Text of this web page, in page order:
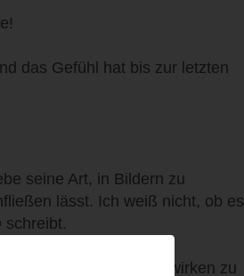
das Gefühl hat bis zur letzten
seine Art, in Bildern zu
lässt. Ich weiß nicht, ob es
schreibt.
um die Worte wirken zu